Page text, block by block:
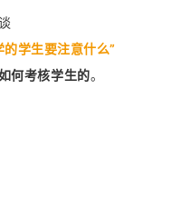
学生要注意什么”
何考核学生的。